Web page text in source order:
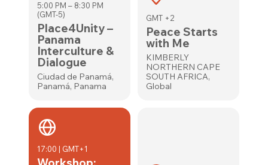
5:00 PM – 8:30 PM
(GMT-5)
Place4Unity –
Panama
Interculture &
Dialogue
Ciudad de Panamá,
Panamá, Panama
GMT +2
Peace Starts
with Me
KIMBERLY
NORTHERN CAPE
SOUTH AFRICA,
Global
17:00 | GMT+1